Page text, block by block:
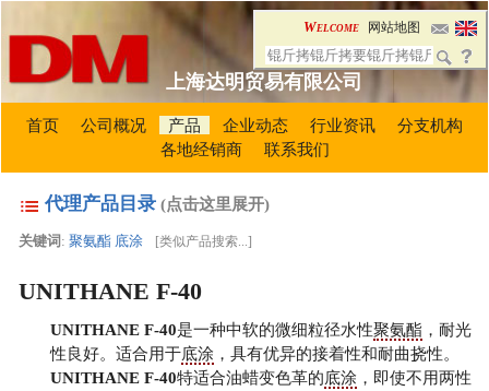
上海达明贸易有限公司
Welcome 网站地图
首页 公司概况 产品 企业动态 行业资讯
分支机构
各地经销商
联系我们
代理产品目录 (点击这里展开)
关键词 :聚氨酯 底涂 [类似产品搜索...]
UNITHANE F-40
UNITHANE F-40是一种中软的微细粒径水性聚氨酯 ，耐光
性良好。适合用于底涂 ，具有优异的接着性和耐曲挠性。
UNITHANE F-40特适合油蜡变色革的底涂 ，即使不用两性